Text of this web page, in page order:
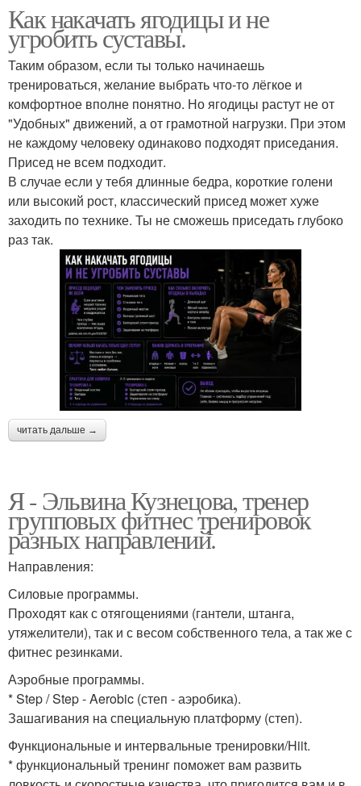
Как накачать ягодицы и не
угробить суставы.
Таким образом, если ты только начинаешь
тренироваться, желание выбрать что-то лёгкое и
комфортное вполне понятно. Но ягодицы растут не от
"Удобных" движений, а от грамотной нагрузки. При этом
не каждому человеку одинаково подходят приседания.
Присед не всем подходит.
В случае если у тебя длинные бедра, короткие голени
или высокий рост, классический присед может хуже
заходить по технике. Ты не сможешь приседать глубоко
раз так.
читать дальше →
Я - Эльвина Кузнецова, тренер
групповых фитнес тренировок
разных направлений.
Направления:
Силовые программы.
Проходят как с отягощениями (гантели, штанга,
утяжелители), так и с весом собственного тела, а так же с
фитнес резинками.
Аэробные программы.
* Step / Step - Aerobic (степ - аэробика).
Зашагивания на специальную платформу (степ).
Функциональные и интервальные тренировки/Hiit.
* функциональный тренинг поможет вам развить